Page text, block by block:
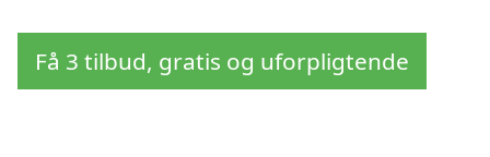
Få 3 tilbud, gratis og uforpligtende